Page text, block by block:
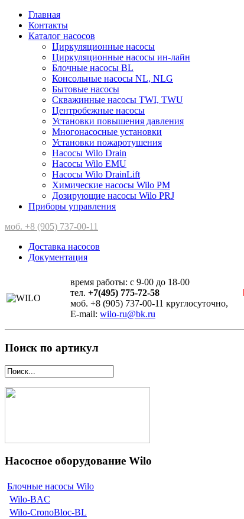
Главная
Контакты
Каталог насосов
Циркуляционные насосы
Циркуляционные насосы ин-лайн
Блочные насосы BL
Консольные насосы NL, NLG
Бытовые насосы
Скважинные насосы TWI, TWU
Центробежные насосы
Установки повышения давления
Многонасосные установки
Установки пожаротушения
Насосы Wilo Drain
Насосы Wilo EMU
Насосы Wilo DrainLift
Химические насосы Wilo PM
Дозирующие насосы Wilo PRJ
Приборы управления
моб. +8 (905) 737-00-11
Доставка насосов
Документация
время работы: с 9-00 до 18-00
тел. +7(495) 775-72-58
моб. +8 (905) 737-00-11 круглосуточно,
E-mail: wilo-ru@bk.ru
Поиск по артикул
Насосное оборудование Wilo
Блочные насосы Wilo
Wilo-BAC
Wilo-CronoBloc-BL